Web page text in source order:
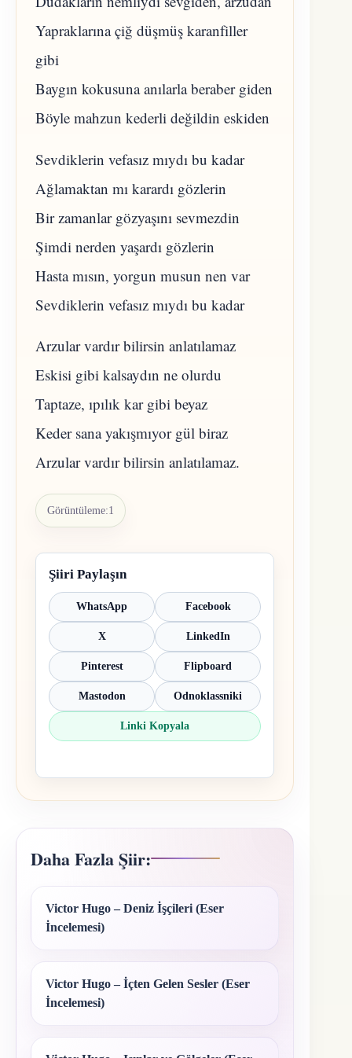
Yapraklarına çiğ düşmüş karanfiller
gibi
Baygın kokusuna anılarla beraber giden
Böyle mahzun kederli değildin eskiden
Sevdiklerin vefasız mıydı bu kadar
Ağlamaktan mı karardı gözlerin
Bir zamanlar gözyaşını sevmezdin
Şimdi nerden yaşardı gözlerin
Hasta mısın, yorgun musun nen var
Sevdiklerin vefasız mıydı bu kadar
Arzular vardır bilirsin anlatılamaz
Eskisi gibi kalsaydın ne olurdu
Taptaze, ıpılık kar gibi beyaz
Keder sana yakışmıyor gül biraz
Arzular vardır bilirsin anlatılamaz.
Görüntüleme:1
Şiiri Paylaşın
WhatsApp Facebook
X LinkedIn
Pinterest Flipboard
Mastodon Odnoklassniki
Linki Kopyala
Daha Fazla Şiir:
Victor Hugo – Deniz İşçileri (Eser
İncelemesi)
Victor Hugo – İçten Gelen Sesler (Eser
İncelemesi)